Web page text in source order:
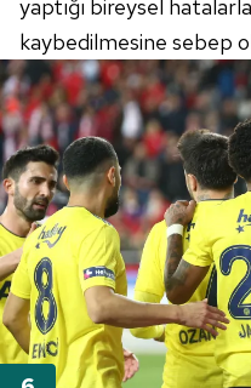
yaptığı bireysel
kaybedilmesine sebep